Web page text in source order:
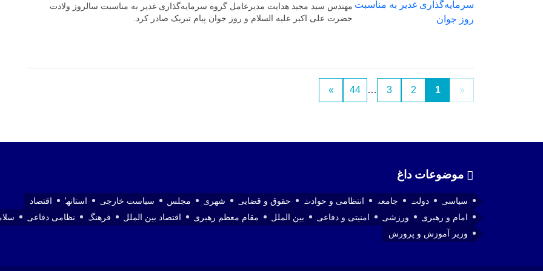
مهندس سید مجید هدایت مدیرعامل گروه سرمایه‌گذاری غدیر به مناسبت سالروز ولادت
حضرت علی اکبر علیه السلام و روز جوان پیام تبریک صادر کرد.
«
1
2
3
…
44
»
موضوعات داغ
سیاسی دولت جامعه انتظامی و حوادث حقوق و قضایی شهری مجلس سیاست خارجی استانها
اقتصاد
امام و رهبری
ورزشی امنیتی و دفاعی بین الملل مقام معظم رهبری اقتصاد بین الملل فرهنگ نظامی دفاعی
وزیر آموزش و پرورش